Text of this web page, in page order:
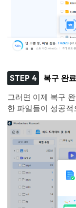
STEP 4 복구 완료
그러면 이제 복구
한 파일들이 성공